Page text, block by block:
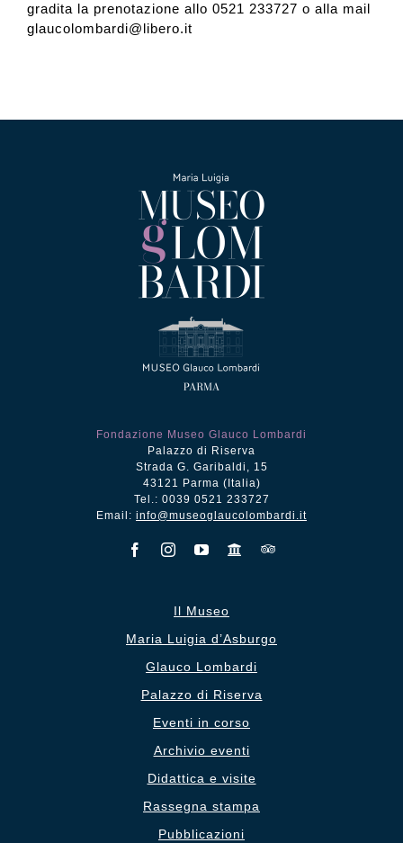
gradita la prenotazione allo 0521 233727 o alla mail
glaucolombardi@libero.it
Fondazione Museo Glauco Lombardi
Palazzo di Riserva
Strada G. Garibaldi, 15
43121 Parma (Italia)
Tel.: 0039 0521 233727
Email: info@museoglaucolombardi.it
Il Museo
Maria Luigia d’Asburgo
Glauco Lombardi
Palazzo di Riserva
Eventi in corso
Archivio eventi
Didattica e visite
Rassegna stampa
Pubblicazioni